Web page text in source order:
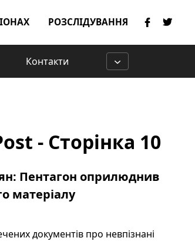
РОЗСЛІДУВАННЯ
Контакти
- Сторінка 10
Пентагон оприлюднив
матеріалу
документів про невпізнані